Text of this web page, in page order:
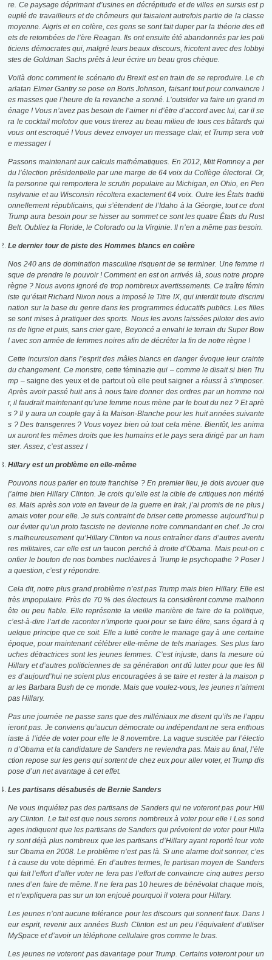
re. Ce paysage déprimant d’usines en décrépitude et de villes en sursis est p
euplé de travailleurs et de chômeurs qui faisaient autrefois partie de la classe
moyenne. Aigris et en colère, ces gens se sont fait duper par la théorie des eff
ets de retombées de l’ère Reagan. Ils ont ensuite été abandonnés par les poli
ticiens démocrates qui, malgré leurs beaux discours, fricotent avec des lobbyi
stes de Goldman Sachs prêts à leur écrire un beau gros chèque.
Voilà donc comment le scénario du Brexit est en train de se reproduire. Le ch
arlatan Elmer Gantry se pose en Boris Johnson, faisant tout pour convaincre l
es masses que l’heure de la revanche a sonné. L’outsider va faire un grand m
énage ! Vous n’avez pas besoin de l’aimer ni d’être d’accord avec lui, car il se
ra le cocktail molotov que vous tirerez au beau milieu de tous ces bâtards qui
vous ont escroqué ! Vous devez envoyer un message clair, et Trump sera votr
e messager !
Passons maintenant aux calculs mathématiques. En 2012, Mitt Romney a per
du l’élection présidentielle par une marge de 64 voix du Collège électoral. Or,
la personne qui remportera le scrutin populaire au Michigan, en Ohio, en Pen
nsylvanie et au Wisconsin récoltera exactement 64 voix. Outre les États traditi
onnellement républicains, qui s’étendent de l’Idaho à la Géorgie, tout ce dont
Trump aura besoin pour se hisser au sommet ce sont les quatre États du Rust
Belt. Oubliez la Floride, le Colorado ou la Virginie. Il n’en a même pas besoin.
Le dernier tour de piste des Hommes blancs en colère
Nos 240 ans de domination masculine risquent de se terminer. Une femme ri
sque de prendre le pouvoir ! Comment en est on arrivés là, sous notre propre
règne ? Nous avons ignoré de trop nombreux avertissements. Ce traître fémin
iste qu’était Richard Nixon nous a imposé le Titre IX, qui interdit toute discrimi
nation sur la base du genre dans les programmes éducatifs publics. Les filles
se sont mises à pratiquer des sports. Nous les avons laissées piloter des avio
ns de ligne et puis, sans crier gare, Beyoncé a envahi le terrain du Super Bow
l avec son armée de femmes noires afin de décréter la fin de notre règne !
Cette incursion dans l’esprit des mâles blancs en danger évoque leur crainte
du changement. Ce monstre, cetteféminazie qui – comme le disait si bien Tru
mp – saigne des yeux et de partout où elle peut saigner a réussi à s’imposer.
Après avoir passé huit ans à nous faire donner des ordres par un homme noi
r, il faudrait maintenant qu’une femme nous mène par le bout du nez ? Et aprè
s ? Il y aura un couple gay à la Maison-Blanche pour les huit années suivante
s ? Des transgenres ? Vous voyez bien où tout cela mène. Bientôt, les anima
ux auront les mêmes droits que les humains et le pays sera dirigé par un ham
ster. Assez, c’est assez !
Hillary est un problème en elle-même
Pouvons nous parler en toute franchise ? En premier lieu, je dois avouer que
j’aime bien Hillary Clinton. Je crois qu’elle est la cible de critiques non mérité
es. Mais après son vote en faveur de la guerre en Irak, j’ai promis de ne plus j
amais voter pour elle. Je suis contraint de briser cette promesse aujourd’hui p
our éviter qu’un proto fasciste ne devienne notre commandant en chef. Je croi
s malheureusement qu’Hillary Clinton va nous entraîner dans d’autres aventu
res militaires, car elle est unfaucon perché à droite d’Obama. Mais peut-on c
onfier le bouton de nos bombes nucléaires à Trump le psychopathe ? Poser l
a question, c’est y répondre.
Cela dit, notre plus grand problème n’est pas Trump mais bien Hillary. Elle est
très impopulaire. Près de 70 % des électeurs la considèrent comme malhonn
ête ou peu fiable. Elle représente la vieille manière de faire de la politique,
c’est-à-dire l’art de raconter n’importe quoi pour se faire élire, sans égard à q
uelque principe que ce soit. Elle a lutté contre le mariage gay à une certaine
époque, pour maintenant célébrer elle-même de tels mariages. Ses plus faro
uches détractrices sont les jeunes femmes. C’est injuste, dans la mesure où
Hillary et d’autres politiciennes de sa génération ont dû lutter pour que les fill
es d’aujourd’hui ne soient plus encouragées à se taire et rester à la maison p
ar les Barbara Bush de ce monde. Mais que voulez-vous, les jeunes n’aiment
pas Hillary.
Pas une journée ne passe sans que des milléniaux me disent qu’ils ne l’appu
ieront pas. Je conviens qu’aucun démocrate ou indépendant ne sera enthous
iaste à l’idée de voter pour elle le 8 novembre. La vague suscitée par l’électio
n d’Obama et la candidature de Sanders ne reviendra pas. Mais au final, l’éle
ction repose sur les gens qui sortent de chez eux pour aller voter, et Trump dis
pose d’un net avantage à cet effet.
Les partisans désabusés de Bernie Sanders
Ne vous inquiétez pas des partisans de Sanders qui ne voteront pas pour Hill
ary Clinton. Le fait est que nous serons nombreux à voter pour elle ! Les sond
ages indiquent que les partisans de Sanders qui prévoient de voter pour Hilla
ry sont déjà plus nombreux que les partisans d’Hillary ayant reporté leur vote
sur Obama en 2008. Le problème n’est pas là. Si une alarme doit sonner, c’es
t à cause du vote déprimé. En d’autres termes, le partisan moyen de Sanders
qui fait l’effort d’aller voter ne fera pas l’effort de convaincre cinq autres perso
nnes d’en faire de même. Il ne fera pas 10 heures de bénévolat chaque mois,
et n’expliquera pas sur un ton enjoué pourquoi il votera pour Hillary.
Les jeunes n’ont aucune tolérance pour les discours qui sonnent faux. Dans l
eur esprit, revenir aux années Bush Clinton est un peu l’équivalent d’utiliser
MySpace et d’avoir un téléphone cellulaire gros comme le bras.
Les jeunes ne voteront pas davantage pour Trump. Certains voteront pour un